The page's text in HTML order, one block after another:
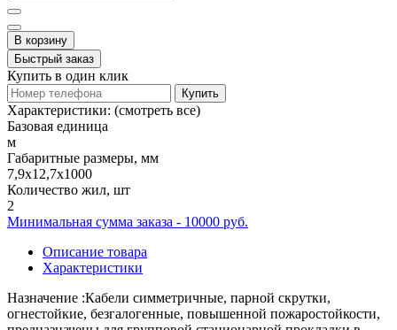
В корзину
Быстрый заказ
Купить в один клик
Купить
Характеристики: (смотреть все)
Базовая единица
м
Габаритные размеры, мм
7,9x12,7x1000
Количество жил, шт
2
Минимальная сумма заказа - 10000 руб.
Описание товара
Характеристики
Назначение :Кабели симметричные, парной скрутки,
огнестойкие, безгалогенные, повышенной пожаростойкости,